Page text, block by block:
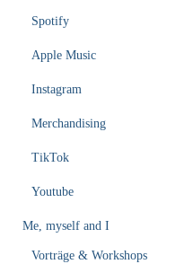
Spotify
Apple Music
Instagram
Merchandising
TikTok
Youtube
Me, myself and I
Vorträge & Workshops